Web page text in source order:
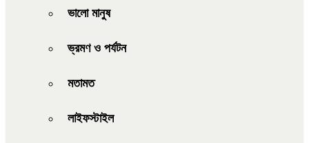
ভালো মানুষ
ভ্রমণ ও পর্যটন
মতামত
লাইফস্টাইল